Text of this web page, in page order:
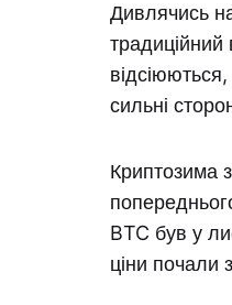
Дивлячись
традиційний
сильні
Криптозима
BTC був у
ціни почали